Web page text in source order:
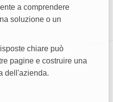
a comprendere
soluzione o un
chiare può
pagine e costruire una
dell'azienda.